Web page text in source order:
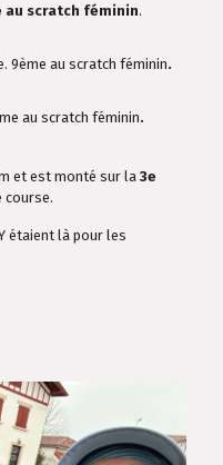
au scratch féminin.
9ème au scratch féminin.
au scratch féminin.
et est monté sur la3e
course.
étaient là pour les